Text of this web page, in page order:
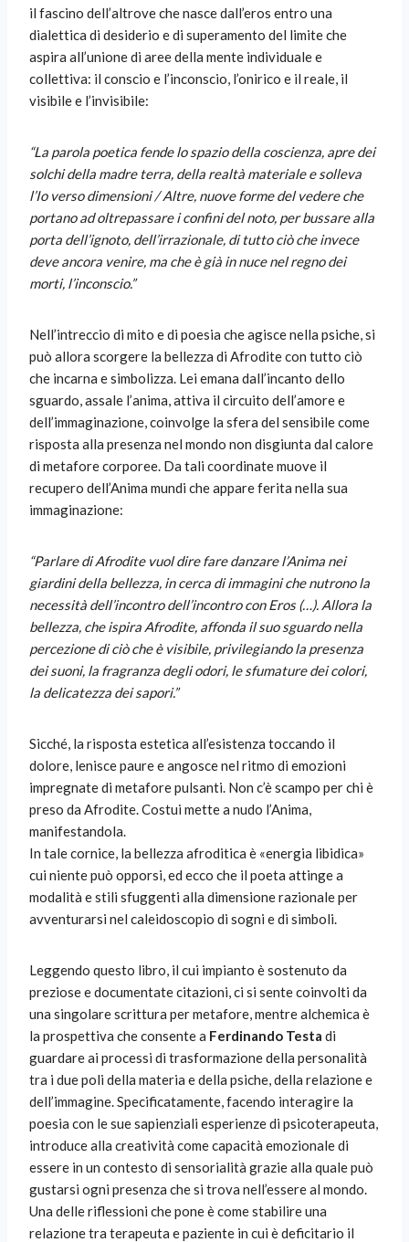
il fascino dell’altrove che nasce dall’eros entro una
dialettica di desiderio e di superamento del limite che
aspira all’unione di aree della mente individuale e
collettiva: il conscio e l’inconscio, l’onirico e il reale, il
visibile e l’invisibile:
“La parola poetica fende lo spazio della coscienza, apre dei
solchi della madre terra, della realtà materiale e solleva
l’Io verso dimensioni / Altre, nuove forme del vedere che
portano ad oltrepassare i confini del noto, per bussare alla
porta dell’ignoto, dell’irrazionale, di tutto ciò che invece
deve ancora venire, ma che è già in nuce nel regno dei
morti, l’inconscio.”
Nell’intreccio di mito e di poesia che agisce nella psiche, si
può allora scorgere la bellezza di Afrodite con tutto ciò
che incarna e simbolizza. Lei emana dall’incanto dello
sguardo, assale l’anima, attiva il circuito dell’amore e
dell’immaginazione, coinvolge la sfera del sensibile come
risposta alla presenza nel mondo non disgiunta dal calore
di metafore corporee. Da tali coordinate muove il
recupero dell’Anima mundi che appare ferita nella sua
immaginazione:
“Parlare di Afrodite vuol dire fare danzare l’Anima nei
giardini della bellezza, in cerca di immagini che nutrono la
necessità dell’incontro dell’incontro con Eros (…). Allora la
bellezza, che ispira Afrodite, affonda il suo sguardo nella
percezione di ciò che è visibile, privilegiando la presenza
dei suoni, la fragranza degli odori, le sfumature dei colori,
la delicatezza dei sapori.”
Sicché, la risposta estetica all’esistenza toccando il
dolore, lenisce paure e angosce nel ritmo di emozioni
impregnate di metafore pulsanti. Non c’è scampo per chi è
preso da Afrodite. Costui mette a nudo l’Anima,
manifestandola.
In tale cornice, la bellezza afroditica è «energia libidica»
cui niente può opporsi, ed ecco che il poeta attinge a
modalità e stili sfuggenti alla dimensione razionale per
avventurarsi nel caleidoscopio di sogni e di simboli.
Leggendo questo libro, il cui impianto è sostenuto da
preziose e documentate citazioni, ci si sente coinvolti da
una singolare scrittura per metafore, mentre alchemica è
la prospettiva che consente a Ferdinando Testa di
guardare ai processi di trasformazione della personalità
tra i due poli della materia e della psiche, della relazione e
dell’immagine. Specificatamente, facendo interagire la
poesia con le sue sapienziali esperienze di psicoterapeuta,
introduce alla creatività come capacità emozionale di
essere in un contesto di sensorialità grazie alla quale può
gustarsi ogni presenza che si trova nell’essere al mondo.
Una delle riflessioni che pone è come stabilire una
relazione tra terapeuta e paziente in cui è deficitario il